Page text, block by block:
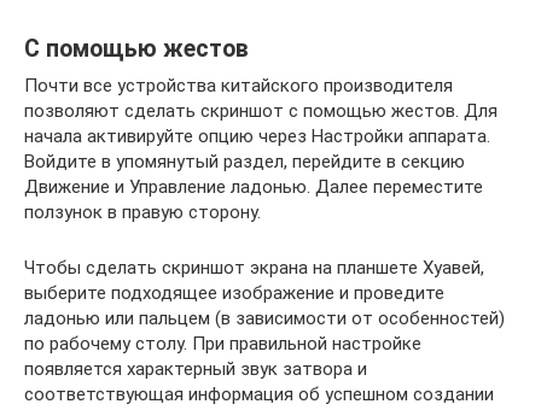
С помощью жестов
Почти все устройства китайского производителя
позволяют сделать скриншот с помощью жестов. Для
начала активируйте опцию через Настройки аппарата.
Войдите в упомянутый раздел, перейдите в секцию
Движение и Управление ладонью. Далее переместите
ползунок в правую сторону.
Чтобы сделать скриншот экрана на планшете Хуавей,
выберите подходящее изображение и проведите
ладонью или пальцем (в зависимости от особенностей)
по рабочему столу. При правильной настройке
появляется характерный звук затвора и
соответствующая информация об успешном создании